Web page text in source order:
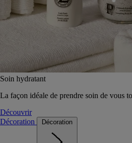
Soin hydratant
La façon idéale de prendre soin de vous
Découvrir
Décoration
Décoration